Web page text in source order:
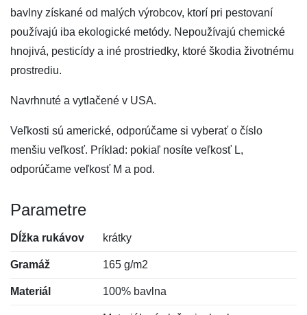
bavlny získané od malých výrobcov, ktorí pri pestovaní
používajú iba ekologické metódy. Nepoužívajú chemické
hnojivá, pesticídy a iné prostriedky, ktoré škodia životnému
prostrediu.
Navrhnuté a vytlačené v USA.
Veľkosti sú americké, odporúčame si vyberať o číslo
menšiu veľkosť. Príklad: pokiaľ nosíte veľkosť L,
odporúčame veľkosť M a pod.
Parametre
Dĺžka rukávov krátky
Gramáž 165 g/m2
Materiál 100% bavlna